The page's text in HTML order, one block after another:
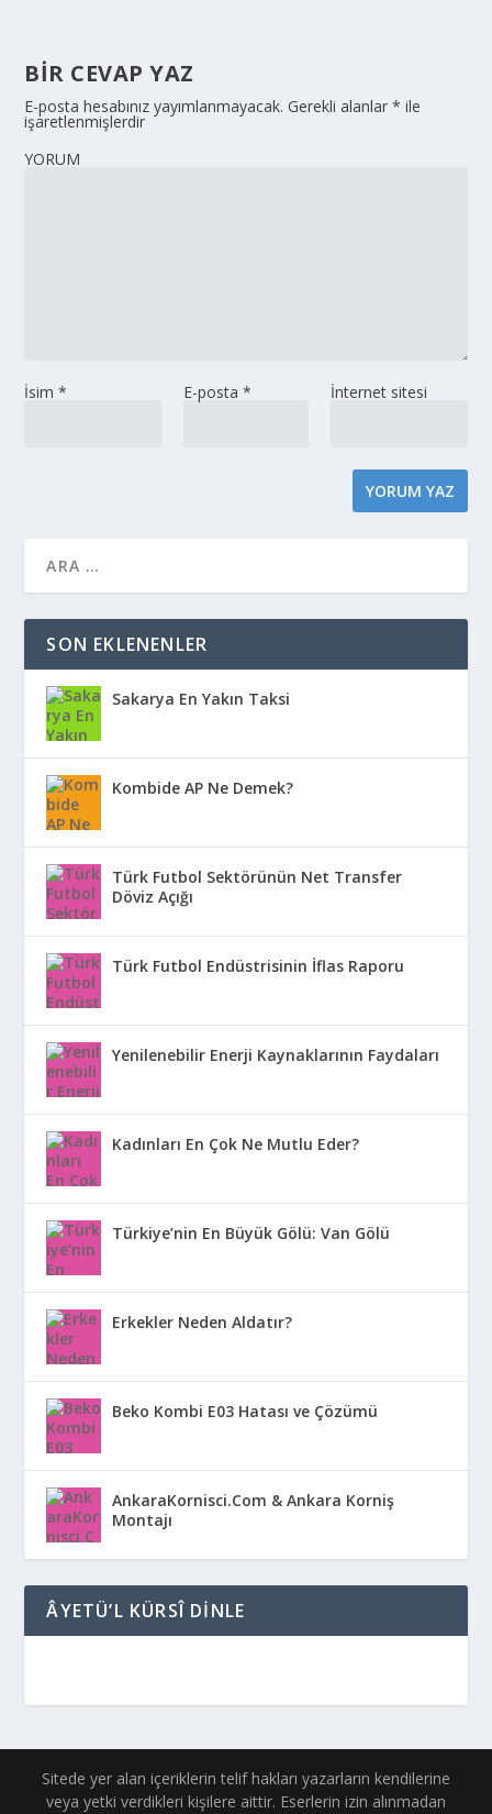
BIR CEVAP YAZ
E-posta hesabınız yayımlanmayacak. Gerekli alanlar* ile
işaretlenmişlerdir
YORUM
İsim* E-posta * İnternet sitesi
SON EKLENENLER
Sakarya En Yakın Taksi
Kombide AP Ne Demek?
Türk Futbol Sektörünün Net Transfer
Döviz Açığı
Türk Futbol Endüstrisinin İflas Raporu
Yenilenebilir Enerji Kaynaklarının Faydaları
Kadınları En Çok Ne Mutlu Eder?
Türkiye’nin En Büyük Gölü: Van Gölü
Erkekler Neden Aldatır?
Beko Kombi E03 Hatası ve Çözümü
AnkaraKornisci.Com & Ankara Korniş
Montajı
ÂYETÜ’L KÜRSÎ DINLE
Sitede yer alan içeriklerin telif hakları yazarların kendilerine
veya yetki verdikleri kişilere aittir. Eserlerin izin alınmadan